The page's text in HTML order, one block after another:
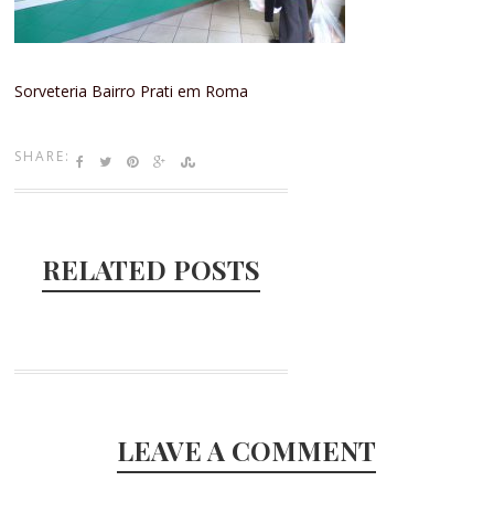
Sorveteria Bairro Prati em Roma
SHARE:
RELATED POSTS
LEAVE A COMMENT